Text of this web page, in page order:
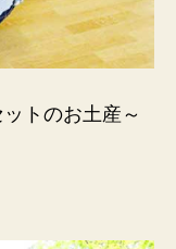
トのお土産～